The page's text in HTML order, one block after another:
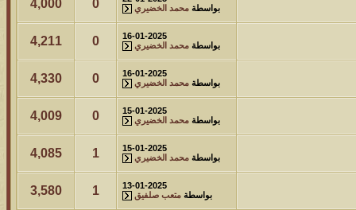
بواسطة محمد الخضيري 0
4,000
16-01-2025
بواسطة محمد الخضيري 0
4,211
16-01-2025
بواسطة محمد الخضيري 0
4,330
15-01-2025
بواسطة محمد الخضيري 0
4,009
15-01-2025
بواسطة محمد الخضيري 1
4,085
13-01-2025
بواسطة متعب صلفيق 1
3,580